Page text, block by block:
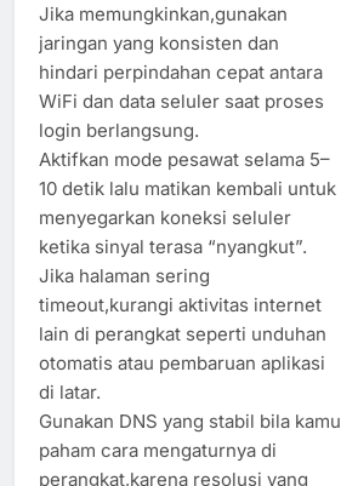
Jika memungkinkan,gunakan
jaringan yang konsisten dan
hindari perpindahan cepat antara
WiFi dan data seluler saat proses
login berlangsung.
Aktifkan mode pesawat selama 5–
10 detik lalu matikan kembali untuk
menyegarkan koneksi seluler
ketika sinyal terasa “nyangkut”.
Jika halaman sering
timeout,kurangi aktivitas internet
lain di perangkat seperti unduhan
otomatis atau pembaruan aplikasi
di latar.
Gunakan DNS yang stabil bila kamu
paham cara mengaturnya di
perangkat,karena resolusi yang